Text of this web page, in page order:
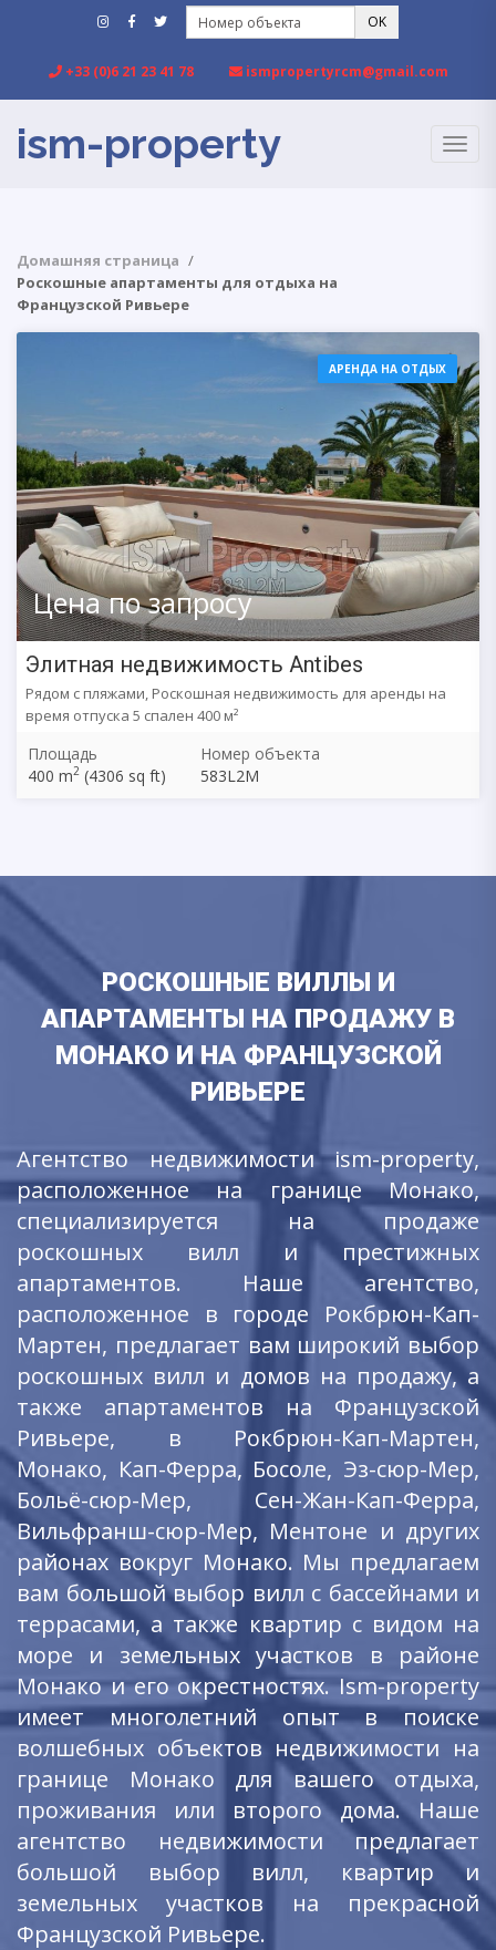
OK
+33 (0)6 21 23 41 78 ismpropertyrcm@gmail.com
ism-property
Домашняя страница
Роскошные апартаменты для отдыха на
Французской Ривьере
АРЕНДА НА ОТДЫХ
Цена по запросу
Элитная недвижимость Antibes
Рядом с пляжами, Роскошная недвижимость для аренды на
время отпуска 5 спален 400 м²
Площадь
400 m2 (4306 sq ft)
Номер объекта
583L2M
РОСКОШНЫЕ ВИЛЛЫ И
АПАРТАМЕНТЫ НА ПРОДАЖУ В
МОНАКО И НА ФРАНЦУЗСКОЙ
РИВЬЕРЕ
Агентство недвижимости ism-property,
расположенное на границе Монако,
специализируется на продаже
роскошных вилл и престижных
апартаментов. Наше агентство,
расположенное в городе Рокбрюн-Кап-
Мартен, предлагает вам широкий выбор
роскошных вилл и домов на продажу, а
также апартаментов на Французской
Ривьере, в Рокбрюн-Кап-Мартен,
Монако, Кап-Ферра, Босоле, Эз-сюр-Мер,
Больё-сюр-Мер, Сен-Жан-Кап-Ферра,
Вильфранш-сюр-Мер, Ментоне и других
районах вокруг Монако. Мы предлагаем
вам большой выбор вилл с бассейнами и
террасами, а также квартир с видом на
море и земельных участков в районе
Монако и его окрестностях. Ism-property
имеет многолетний опыт в поиске
волшебных объектов недвижимости на
границе Монако для вашего отдыха,
проживания или второго дома. Наше
агентство недвижимости предлагает
большой выбор вилл, квартир и
земельных участков на прекрасной
Французской Ривьере.